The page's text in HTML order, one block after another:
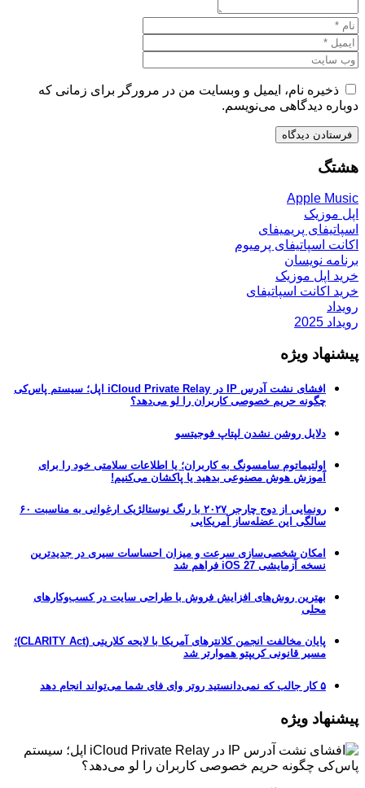
ذخیره نام، ایمیل و وبسایت من در مرورگر برای زمانی که
دوباره دیدگاهی می‌نویسم.
هشتگ
Apple Music
اپل موزیک
اسپاتیفای پریمیفای
اکانت اسپاتیفای پرمیوم
برنامه نویسان
خرید اپل موزیک
خرید اکانت اسپاتیفای
رویداد
رویداد 2025
پیشنهاد ویژه
افشای نشت آدرس IP در iCloud Private Relay اپل؛ سیستم پاس‌کی
چگونه حریم خصوصی کاربران را لو می‌دهد؟
دلایل روشن نشدن لپتاپ فوجیتسو
اولتیماتوم سامسونگ به کاربران؛ یا اطلاعات سلامتی خود را برای
آموزش هوش مصنوعی بدهید یا پاکشان می‌کنیم!
رونمایی از دوج چارجر ۲۰۲۷ با رنگ نوستالژیک ارغوانی به مناسبت ۶۰
سالگی این عضله‌ساز آمریکایی
امکان شخصی‌سازی سرعت و میزان احساسات سیری در جدیدترین
نسخه آزمایشی iOS 27 فراهم شد
بهترین روش‌های افزایش فروش با طراحی سایت در کسب‌وکارهای
محلی
پایان مخالفت انجمن کلانترهای آمریکا با لایحه کلاریتی (CLARITY Act)؛
مسیر قانونی کریپتو هموارتر شد
۵ کار جالب که نمی‌دانستید روتر وای فای شما می‌تواند انجام دهد
پیشنهاد ویژه